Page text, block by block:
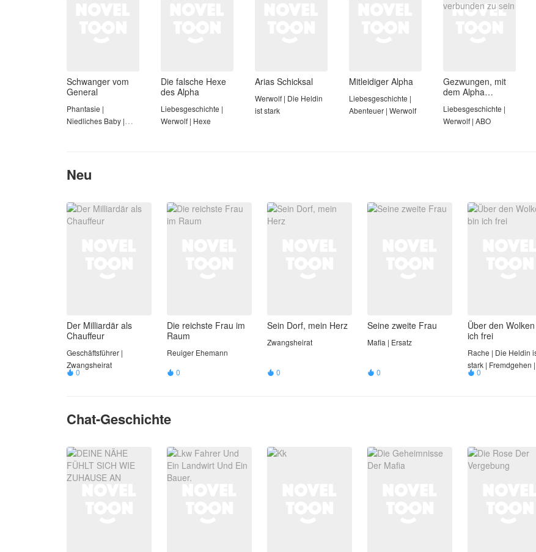
Schwanger vom
General
Phantasie |
Niedliches Baby |
Die falsche Hexe
des Alpha
Liebesgeschichte |
Werwolf | Hexe
Arias Schicksal
Werwolf | Die Heldin
ist stark
Mitleidiger Alpha
Liebesgeschichte |
Abenteuer | Werwolf
Gezwungen, mit
dem Alpha
Liebesgeschichte |
Werwolf | ABO
Neu
Der Milliardär als
Chauffeur
Geschäftsführer |
Zwangsheirat
 0
Die reichste Frau im
Raum
Reuiger Ehemann
 0
Sein Dorf, mein Herz
Zwangsheirat
 0
Seine zweite Frau
Mafia | Ersatz
 0
Über den
ich frei
Rache | Die Heldin
stark | Fremdgehen |
Reuiger Ehemann
 0
Chat-Geschichte